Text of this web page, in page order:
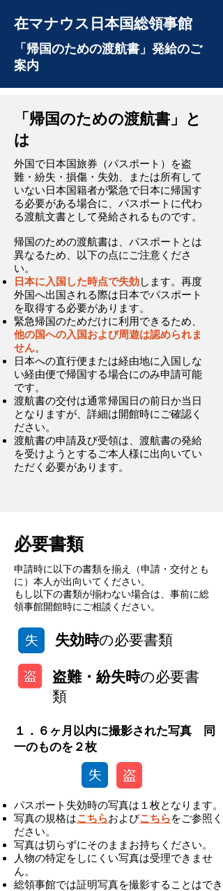
在マナウス日本国総領事館
「帰国のための渡航書」発給のご
案内
「帰国のための渡航書」と
は
外国で日本国旅券（パスポート）を盗
難・紛失・損傷・失効、または所有して
いない日本国籍者が緊急で日本に帰国す
る必要がある場合に、パスポートに代わ
る渡航文書として発給されるものです。
帰国のための渡航書は、パスポートとは
異なるため、以下の点にご注意くださ
い。
日本に入国した時点で失効します。​​再度
外国へ出国される際は日本でパスポート
を取得する必要があります。
緊急帰国のためだけに利用できるため、
他の国への入国および周遊は認められま
せん。
日本への直行便または経由地に入国しな
い経由便で帰国する場合にのみ申請可能
です。
渡航書の交付は通常帰国日の前日か当日
となりますが、詳細は開館時にご確認く
ださい。
渡航書の申請及び受領は、渡航書の発給
を受けようとするご本人様に出向いてい
ただく必要があります。
必要書類
申請時に以下の書類を揃え（申請・交付とも
に）本人が出向いてください。
もし以下の書類が揃わない場合は、事前に総
領事館開館時にご相談ください。
失効時の必要書類
盗難・紛失時の必要書
類
１．６ヶ月以内に撮影された写真 同
一のものを２枚
パスポート失効時の写真は１枚となります。
写真の規格はこちらおよびこちらをご参照く
ださい。
写真は切らずにそのままお持ちください。
人物の特定をしにくい写真は受理できませ
ん。
総領事館では証明写真を撮影することはでき